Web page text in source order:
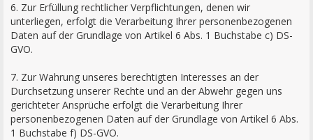
6. Zur Erfüllung rechtlicher Verpflichtungen, denen wir
unterliegen, erfolgt die Verarbeitung Ihrer personenbezogenen
Daten auf der Grundlage von Artikel 6 Abs. 1 Buchstabe c) DS-
GVO.
7. Zur Wahrung unseres berechtigten Interesses an der
Durchsetzung unserer Rechte und an der Abwehr gegen uns
gerichteter Ansprüche erfolgt die Verarbeitung Ihrer
personenbezogenen Daten auf der Grundlage von Artikel 6 Abs.
1 Buchstabe f) DS-GVO.